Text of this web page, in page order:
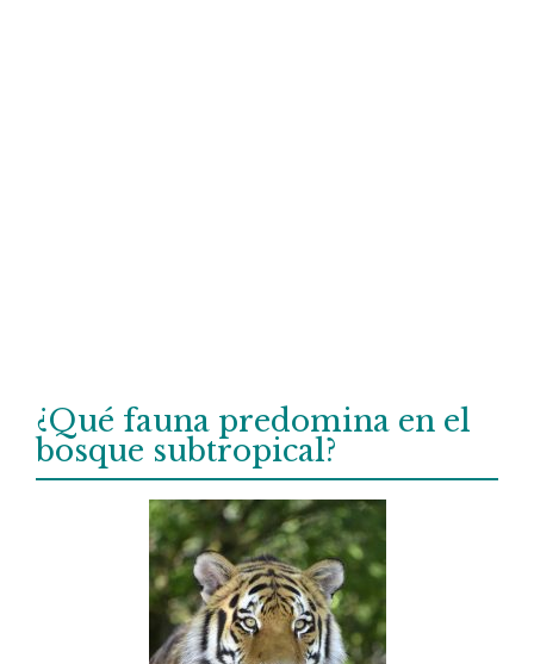
¿Qué fauna predomina en el
bosque subtropical?